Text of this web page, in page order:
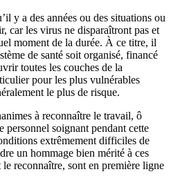
y a des années ou des situations ou
car les virus ne disparaîtront pas et
moment de la durée. À ce titre, il
de santé soit organisé, financé
toutes les couches de la
pour les plus vulnérables
le plus de risque.
à reconnaître le travail, ô
personnel soignant pendant cette
extrêmement difficiles de
un hommage bien mérité à ces
reconnaître, sont en première ligne